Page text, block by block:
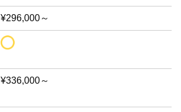
¥296,000～
¥336,000～